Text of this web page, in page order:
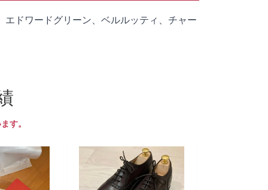
ドワードグリーン、ベルルッティ、チャー
す。